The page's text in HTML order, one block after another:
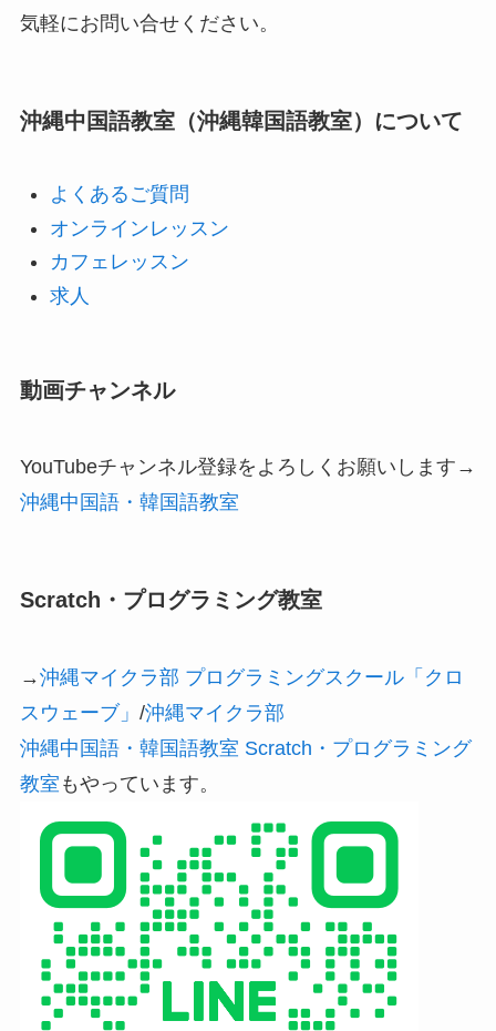
気軽にお問い合せください。
沖縄中国語教室（沖縄韓国語教室）について
よくあるご質問
オンラインレッスン
カフェレッスン
求人
動画チャンネル
YouTubeチャンネル登録をよろしくお願いします→
沖縄中国語・韓国語教室
Scratch・プログラミング教室
→沖縄マイクラ部 プログラミングスクール「クロ
スウェーブ」 /沖縄マイクラ部
沖縄中国語・韓国語教室 Scratch・プログラミング
教室 もやっています。